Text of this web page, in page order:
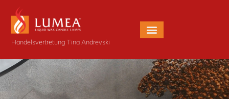
Handelsvertretung Tina Andrevski